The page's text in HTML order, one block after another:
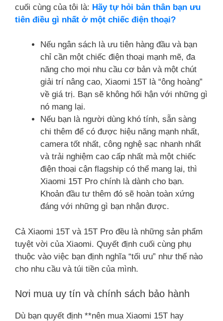
cuối cùng của tôi là: Hãy tự hỏi bản thân bạn ưu
tiên điều gì nhất ở một chiếc điện thoại?
Nếu ngân sách là ưu tiên hàng đầu và bạn
chỉ cần một chiếc điện thoại mạnh mẽ, đa
năng cho mọi nhu cầu cơ bản và một chút
giải trí nâng cao, Xiaomi 15T là “ông hoàng”
về giá trị. Bạn sẽ không hối hận với những gì
nó mang lại.
Nếu bạn là người dùng khó tính, sẵn sàng
chi thêm để có được hiệu năng mạnh nhất,
camera tốt nhất, công nghệ sạc nhanh nhất
và trải nghiệm cao cấp nhất mà một chiếc
điện thoại cận flagship có thể mang lại, thì
Xiaomi 15T Pro chính là dành cho bạn.
Khoản đầu tư thêm đó sẽ hoàn toàn xứng
đáng với những gì bạn nhận được.
Cả Xiaomi 15T và 15T Pro đều là những sản phẩm
tuyệt vời của Xiaomi. Quyết định cuối cùng phụ
thuộc vào việc bạn định nghĩa “tối ưu” như thế nào
cho nhu cầu và túi tiền của mình.
Nơi mua uy tín và chính sách bảo hành
Dù bạn quyết định **nên mua Xiaomi 15T hay